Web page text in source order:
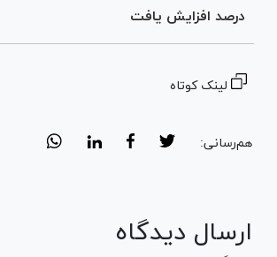
درصد افزایش یافت
لینک کوتاه
هم‌رسانی:
ارسال دیدگاه